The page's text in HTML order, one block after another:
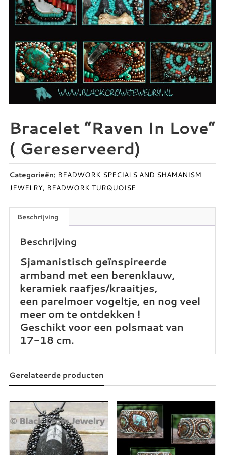
Bracelet “Raven In Love”
( Gereserveerd)
Categorieën: BEADWORK SPECIALS AND SHAMANISM
JEWELRY, BEADWORK TURQUOISE
Beschrijving
Beschrijving
Sjamanistisch geïnspireerde
armband met een berenklauw,
keramiek raafjes/kraaitjes,
een parelmoer vogeltje, en nog veel
meer om te ontdekken !
Geschikt voor een polsmaat van
17-18 cm.
Gerelateerde producten